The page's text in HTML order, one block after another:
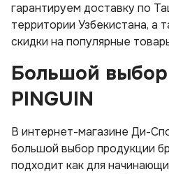
гарантируем доставку по
территории Узбекистана, а
скидки на популярные
Большой
PINGUIN
В интернет-магазине Ди-
большой выбор продукции
подходит как для